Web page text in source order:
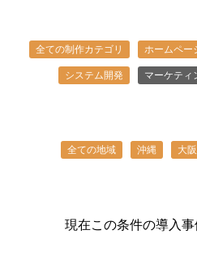
全ての制作カテゴリ ホームペー
システム開発 マーケティ
全ての地域 沖縄 大阪
現在この条件の導入事